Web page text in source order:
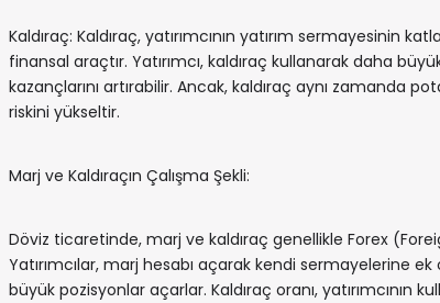
Kaldıraç: Kaldıraç, yatırımcının yatırım sermayesinin
finansal araçtır. Yatırımcı, kaldıraç kullanarak daha
kazançlarını artırabilir. Ancak, kaldıraç aynı zamanda
riskini yükseltir.
Marj ve Kaldıraçın Çalışma Şekli:
Döviz ticaretinde, marj ve kaldıraç genellikle Forex
Yatırımcılar, marj hesabı açarak kendi sermayelerine
büyük pozisyonlar açarlar. Kaldıraç oranı, yatırımcının